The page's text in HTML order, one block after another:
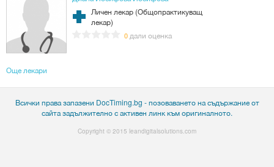
Личен лекар (Общопрактикуващ
лекар)
0 дали оценка
Още лекари
Всички права запазени DocTiming.bg - позоваването на съдържание от
сайта задължително с активен линк към оригиналното.
Copyright © 2015 leandigitalsolutions.com